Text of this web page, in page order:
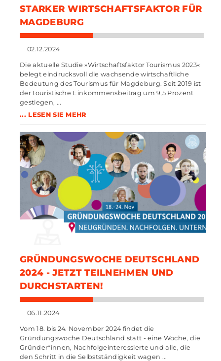
STARKER WIRTSCHAFTSFAKTOR FÜR
MAGDEBURG
02.12.2024
Die aktuelle Studie »Wirtschaftsfaktor Tourismus 2023«
belegt eindrucksvoll die wachsende wirtschaftliche
Bedeutung des Tourismus für Magdeburg. Seit 2019 ist
der touristische Einkommensbeitrag um 9,5 Prozent
gestiegen, ...
... LESEN SIE MEHR
GRÜNDUNGSWOCHE DEUTSCHLAND
2024 - JETZT TEILNEHMEN UND
DURCHSTARTEN!
06.11.2024
Vom 18. bis 24. November 2024 findet die
Gründungswoche Deutschland statt - eine Woche, die
Gründer*innen, Nachfolgeinteressierte und alle, die
den Schritt in die Selbstständigkeit wagen ...